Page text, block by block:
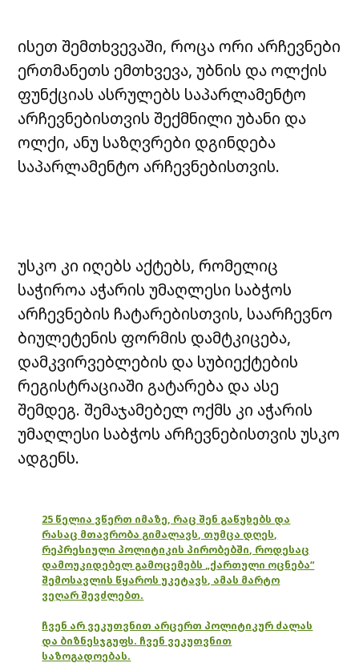
ისეთ შემთხვევაში, როცა ორი არჩევნები
ერთმანეთს ემთხვევა, უბნის და ოლქის
ფუნქციას ასრულებს საპარლამენტო
არჩევნებისთვის შექმნილი უბანი და
ოლქი, ანუ საზღვრები დგინდება
საპარლამენტო არჩევნებისთვის.
უსკო კი იღებს აქტებს, რომელიც
საჭიროა აჭარის უმაღლესი საბჭოს
არჩევნების ჩატარებისთვის, საარჩევნო
ბიულეტენის ფორმის დამტკიცება,
დამკვირვებლების და სუბიექტების
რეგისტრაციაში გატარება და ასე
შემდეგ. შემაჯამებელ ოქმს კი აჭარის
უმაღლესი საბჭოს არჩევნებისთვის უსკო
ადგენს.
25 წელია ვწერთ იმაზე, რაც შენ გაწუხებს და
რასაც მთავრობა გიმალავს, თუმცა დღეს,
რეპრესიული პოლიტიკის პირობებში, როდესაც
დამოუკიდებელ გამოცემებს „ქართული ოცნება“
შემოსავლის წყაროს უკეტავს, ამას მარტო
ვეღარ შევძლებთ.
ჩვენ არ ვეკუთვნით არცერთ პოლიტიკურ ძალას
და ბიზნესჯგუფს. ჩვენ ვეკუთვნით
საზოგადოებას.